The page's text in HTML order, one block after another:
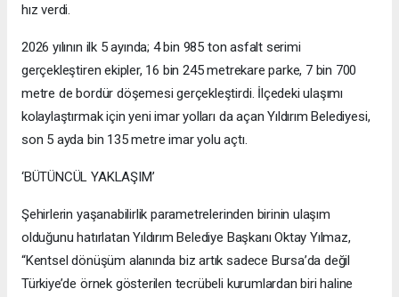
hız verdi.
2026 yılının ilk 5 ayında; 4 bin 985 ton asfalt serimi
gerçekleştiren ekipler, 16 bin 245 metrekare parke, 7 bin 700
metre de bordür döşemesi gerçekleştirdi. İlçedeki ulaşımı
kolaylaştırmak için yeni imar yolları da açan Yıldırım Belediyesi,
son 5 ayda bin 135 metre imar yolu açtı.
‘BÜTÜNCÜL YAKLAŞIM’
Şehirlerin yaşanabilirlik parametrelerinden birinin ulaşım
olduğunu hatırlatan Yıldırım Belediye Başkanı Oktay Yılmaz,
“Kentsel dönüşüm alanında biz artık sadece Bursa’da değil
Türkiye’de örnek gösterilen tecrübeli kurumlardan biri haline